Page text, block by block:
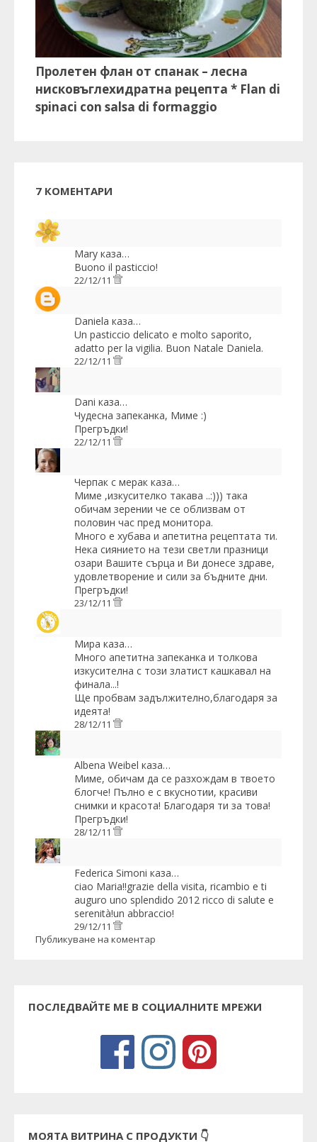
Пролетен флан от спанак – лесна
нисковъглехидратна рецепта * Flan di
spinaci con salsa di formaggio
7 КОМЕНТАРИ
Mary каза…
Buono il pasticcio!
22/12/11
Daniela каза…
Un pasticcio delicato e molto saporito,
adatto per la vigilia. Buon Natale Daniela.
22/12/11
Dani каза…
Чудесна запеканка, Миме :)
Прегръдки!
22/12/11
Черпак с мерак каза…
Миме ,изкусителко такава ..:))) така
обичам зерении че се облизвам от
половин час пред монитора.
Много е хубава и апетитна рецептата ти.
Нека сиянието на тези светли празници
озари Вашите сърца и Ви донесе здраве,
удовлетворение и сили за бъдните дни.
Прегръдки!
23/12/11
Мира каза…
Много апетитна запеканка и толкова
изкусителна с този златист кашкавал на
финала...!
Ще пробвам задължително,благодаря за
идеята!
28/12/11
Albena Weibel каза…
Миме, обичам да се разхождам в твоето
блогче! Пълно е с вкуснотии, красиви
снимки и красота! Благодаря ти за това!
Прегръдки!
28/12/11
Federica Simoni каза…
ciao Maria!!grazie della visita, ricambio e ti
auguro uno splendido 2012 ricco di salute e
serenità!un abbraccio!
29/12/11
Публикуване на коментар
ПОСЛЕДВАЙТЕ МЕ В СОЦИАЛНИТЕ МРЕЖИ
МОЯТА ВИТРИНА С ПРОДУКТИ 👇